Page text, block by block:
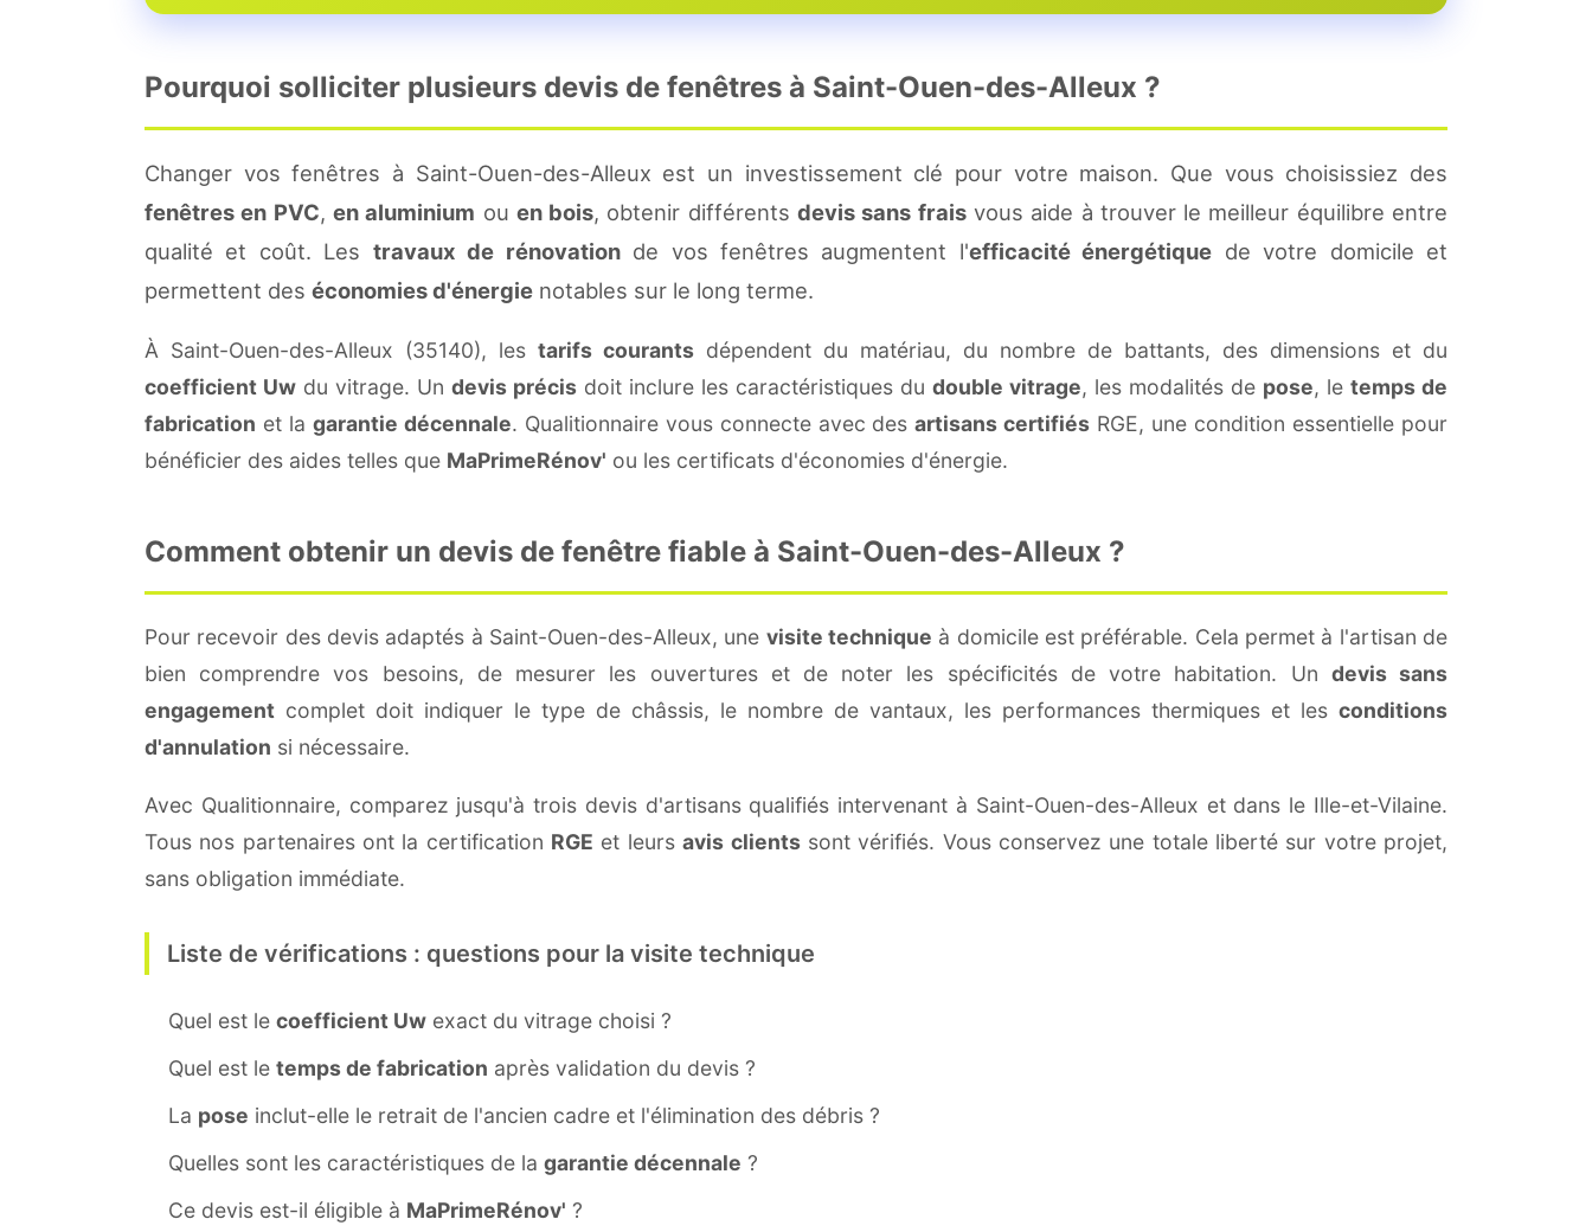
Pourquoi solliciter plusieurs devis de fenêtres à Saint-Ouen-des-Alleux ?
Changer vos fenêtres à Saint-Ouen-des-Alleux est un investissement clé pour votre maison. Que vous choisissiez des
fenêtres en PVC, en aluminium ou en bois, obtenir différentsdevis sans fraisvous aide à trouver le meilleur équilibre entre
qualité et coût. Les travaux de rénovationde vos fenêtres augmentent l'efficacité énergétique de votre domicile et
permettent des économies d'énergie notables sur le long terme.
À Saint-Ouen-des-Alleux (35140), les tarifs courants dépendent du matériau, du nombre de battants, des dimensions et du
coefficient Uw du vitrage. Un devis précis doit inclure les caractéristiques du double vitrage, les modalités de pose, le temps de
fabrication et la garantie décennale. Qualitionnaire vous connecte avec desartisans certifiés RGE, une condition essentielle pour
bénéficier des aides telles que MaPrimeRénov' ou les certificats d'économies d'énergie.
Comment obtenir un devis de fenêtre fiable à Saint-Ouen-des-Alleux ?
Pour recevoir des devis adaptés à Saint-Ouen-des-Alleux, une visite technique à domicile est préférable. Cela permet à l'artisan de
bien comprendre vos besoins, de mesurer les ouvertures et de noter les spécificités de votre habitation. Un devis sans
engagement complet doit indiquer le type de châssis, le nombre de vantaux, les performances thermiques et les conditions
d'annulation si nécessaire.
Avec Qualitionnaire, comparez jusqu'à trois devis d'artisans qualifiés intervenant à Saint-Ouen-des-Alleux et dans le Ille-et-Vilaine.
Tous nos partenaires ont la certification RGE et leursavis clientssont vérifiés. Vous conservez une totale liberté sur votre projet,
sans obligation immédiate.
Liste de vérifications : questions pour la visite technique
Quel est le coefficient Uw exact du vitrage choisi ?
Quel est le temps de fabrication après validation du devis ?
La pose inclut-elle le retrait de l'ancien cadre et l'élimination des débris ?
Quelles sont les caractéristiques de la garantie décennale ?
Ce devis est-il éligible à MaPrimeRénov' ?